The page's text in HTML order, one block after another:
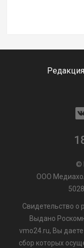
Редакция
©
ООО
Свидетельство о
Выдано
vmo24.ru, Вы
сбор которых